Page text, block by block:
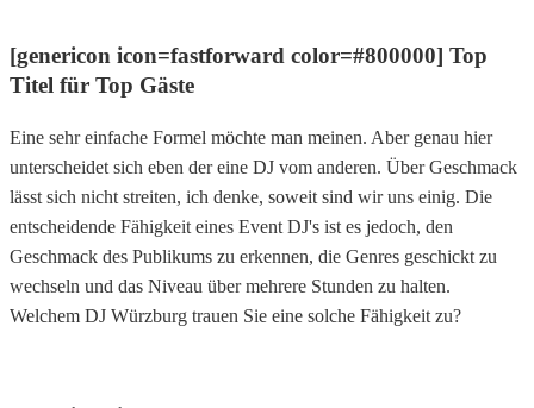
[genericon icon=fastforward color=#800000] Top
Titel für Top Gäste
Eine sehr einfache Formel möchte man meinen. Aber genau hier
unterscheidet sich eben der eine DJ vom anderen. Über Geschmack
lässt sich nicht streiten, ich denke, soweit sind wir uns einig. Die
entscheidende Fähigkeit eines Event DJ's ist es jedoch, den
Geschmack des Publikums zu erkennen, die Genres geschickt zu
wechseln und das Niveau über mehrere Stunden zu halten.
Welchem DJ Würzburg trauen Sie eine solche Fähigkeit zu?